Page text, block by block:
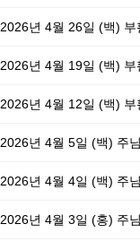
2026년 4월 26일 (백)
2026년 4월 19일 (백) 부
2026년 4월 12일 (백)
2026년 4월 5일 (백) 주
2026년 4월 4일 (백) 주
2026년 4월 3일 (홍) 주